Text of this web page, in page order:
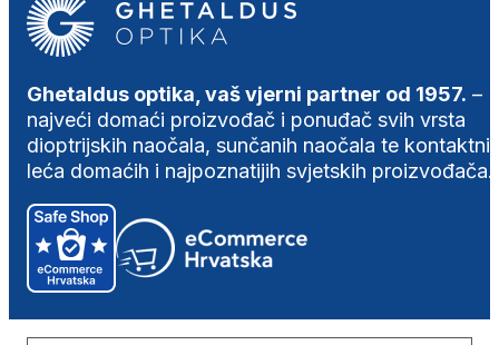
Ghetaldus optika, vaš vjerni partner od 1957. –
najveći domaći proizvođač i ponuđač svih vrsta
dioptrijskih naočala, sunčanih naočala te
leća domaćih i najpoznatijih svjetskih proizvođača.